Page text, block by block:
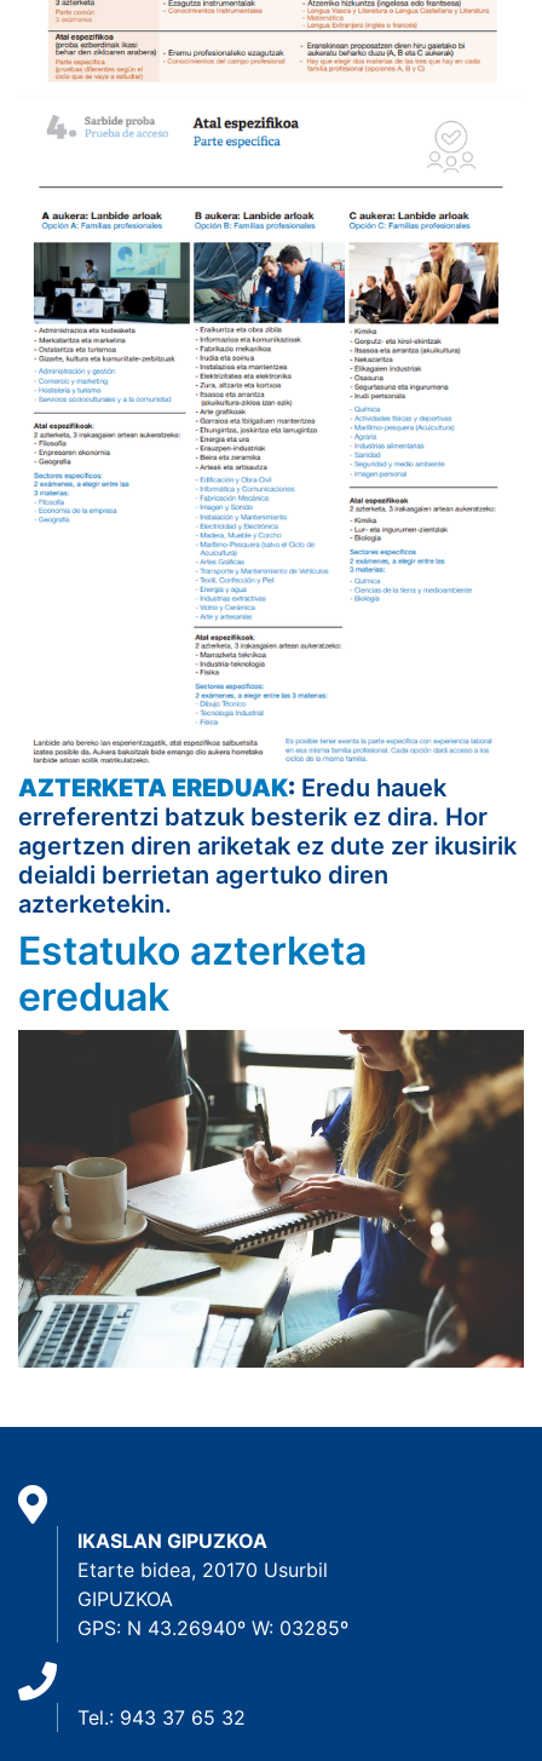
AZTERKETA EREDUAK: Eredu hauek
erreferentzi batzuk besterik ez dira. Hor
agertzen diren ariketak ez dute zer ikusirik
deialdi berrietan agertuko diren
azterketekin.
Estatuko azterketa
ereduak
IKASLAN GIPUZKOA
Etarte bidea, 20170 Usurbil
GIPUZKOA
GPS: N 43.26940º W: 03285º
Tel.: 943 37 65 32